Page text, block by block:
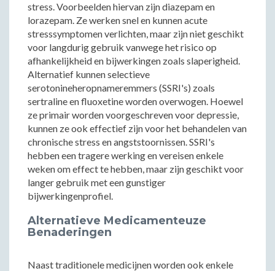
stress. Voorbeelden hiervan zijn diazepam en
lorazepam. Ze werken snel en kunnen acute
stresssymptomen verlichten, maar zijn niet geschikt
voor langdurig gebruik vanwege het risico op
afhankelijkheid en bijwerkingen zoals slaperigheid.
Alternatief kunnen selectieve
serotonineheropnameremmers (SSRI's) zoals
sertraline en fluoxetine worden overwogen. Hoewel
ze primair worden voorgeschreven voor depressie,
kunnen ze ook effectief zijn voor het behandelen van
chronische stress en angststoornissen. SSRI's
hebben een tragere werking en vereisen enkele
weken om effect te hebben, maar zijn geschikt voor
langer gebruik met een gunstiger
bijwerkingenprofiel.
Alternatieve Medicamenteuze
Benaderingen
Naast traditionele medicijnen worden ook enkele